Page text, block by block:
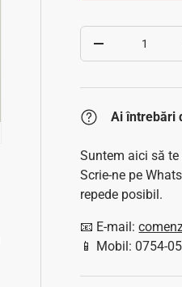
Scade cantitatea
Ai întrebări
Suntem aici să
Scrie-ne pe
repede posibil.
📧 E-mail:
📱 Mobil: 0754-